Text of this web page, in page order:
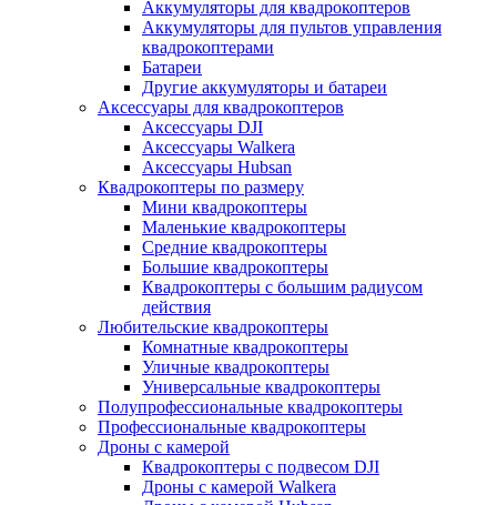
Аккумуляторы для квадрокоптеров
Аккумуляторы для пультов управления
квадрокоптерами
Батареи
Другие аккумуляторы и батареи
Аксессуары для квадрокоптеров
Аксессуары DJI
Аксессуары Walkera
Аксессуары Hubsan
Квадрокоптеры по размеру
Мини квадрокоптеры
Маленькие квадрокоптеры
Средние квадрокоптеры
Большие квадрокоптеры
Квадрокоптеры с большим радиусом
действия
Любительские квадрокоптеры
Комнатные квадрокоптеры
Уличные квадрокоптеры
Универсальные квадрокоптеры
Полупрофессиональные квадрокоптеры
Профессиональные квадрокоптеры
Дроны с камерой
Квадрокоптеры с подвесом DJI
Дроны с камерой Walkera